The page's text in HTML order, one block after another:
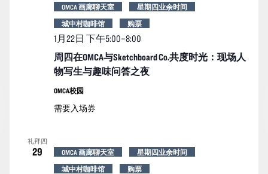
周四在OMCA与Sketchboard Co.共度时光：现场人
物写生与趣味问答之夜
1月22日 下午5:00–8:00
OMCA 画廊聊天室
星期四业余时间
城中村咖啡馆
购票
OMCA校园
需要入场券
礼拜四
29 OMCA 画廊聊天室
星期四业余时间
城中村咖啡馆
购票